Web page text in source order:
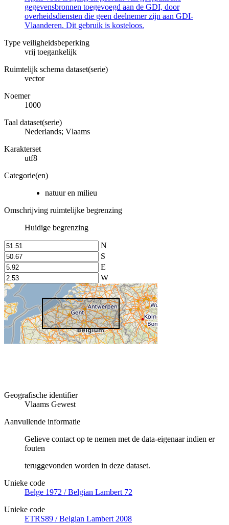
gegevensbronnen toegevoegd aan de GDI, door
overheidsdiensten die geen deelnemer zijn aan GDI-
Vlaanderen. Dit gebruik is kosteloos.
Type veiligheidsbeperking
vrij toegankelijk
Ruimtelijk schema dataset(serie)
vector
Noemer
1000
Taal dataset(serie)
Nederlands; Vlaams
Karakterset
utf8
Categorie(en)
natuur en milieu
Omschrijving ruimtelijke begrenzing
Huidige begrenzing
N
S
E
W
Geografische identifier
Vlaams Gewest
Aanvullende informatie
Gelieve contact op te nemen met de data-eigenaar indien er
fouten
teruggevonden worden in deze dataset.
Unieke code
Belge 1972 / Belgian Lambert 72
Unieke code
ETRS89 / Belgian Lambert 2008